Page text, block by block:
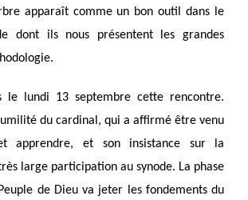
apparaît comme un bon outil dans le
dont ils nous présentent les grandes
le lundi 13 septembre cette rencontre.
du cardinal, qui a affirmé être venu
apprendre, et son insistance sur la
large participation au synode. La phase
de Dieu va jeter les fondements du